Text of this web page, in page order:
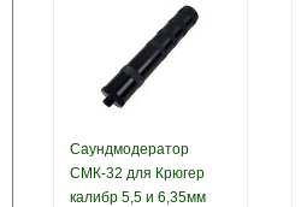
Саундмодератор
СМК-32 для Крюгер
калибр 5,5 и 6,35мм